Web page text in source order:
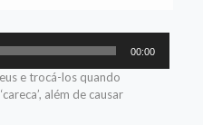
00:00
e trocá-los quando
além de causar